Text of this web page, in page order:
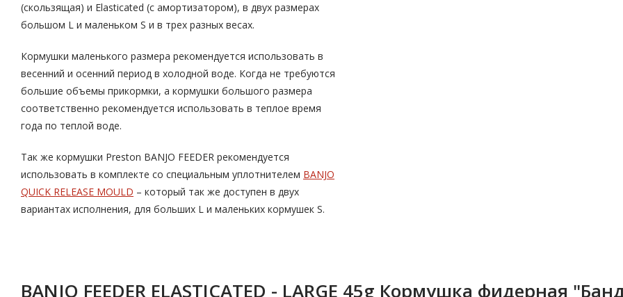
(скользящая) и Elasticated (с амортизатором), в двух размерах
большом L и маленьком S и в трех разных весах.
Кормушки маленького размера рекомендуется использовать в
весенний и осенний период в холодной воде. Когда не требуются
большие объемы прикормки, а кормушки большого размера
соответственно рекомендуется использовать в теплое время
года по теплой воде.
Так же кормушки Preston BANJO FEEDER рекомендуется
использовать в комплекте со специальным уплотнителем BANJO
QUICK RELEASE MOULD – который так же доступен в двух
вариантах исполнения, для больших L и маленьких кормушек S.
BANJO FEEDER ELASTICATED - LARGE 45g Кормушка фидерная